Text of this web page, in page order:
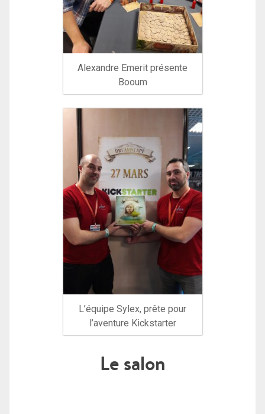
Alexandre Emerit présente
Booum
L’équipe Sylex, prête pour
l’aventure Kickstarter
Le salon